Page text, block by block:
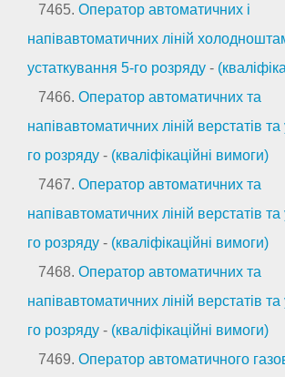
7465. Оператор автоматичних і
напівавтоматичних ліній
устаткування 5-го розряду -
7466. Оператор автоматичних та
напівавтоматичних ліній верстатів
го розряду - (кваліфікаційні вимоги)
7467. Оператор автоматичних та
напівавтоматичних ліній верстатів
го розряду - (кваліфікаційні вимоги)
7468. Оператор автоматичних та
напівавтоматичних ліній верстатів
го розряду - (кваліфікаційні вимоги)
7469. Оператор автоматичного